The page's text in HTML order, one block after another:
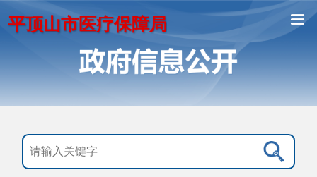
平顶山市医疗保障局